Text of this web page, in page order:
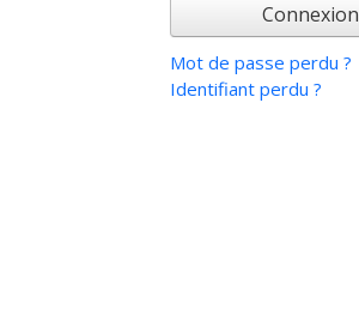
Connexion
Mot de passe perdu ?
Identifiant perdu ?